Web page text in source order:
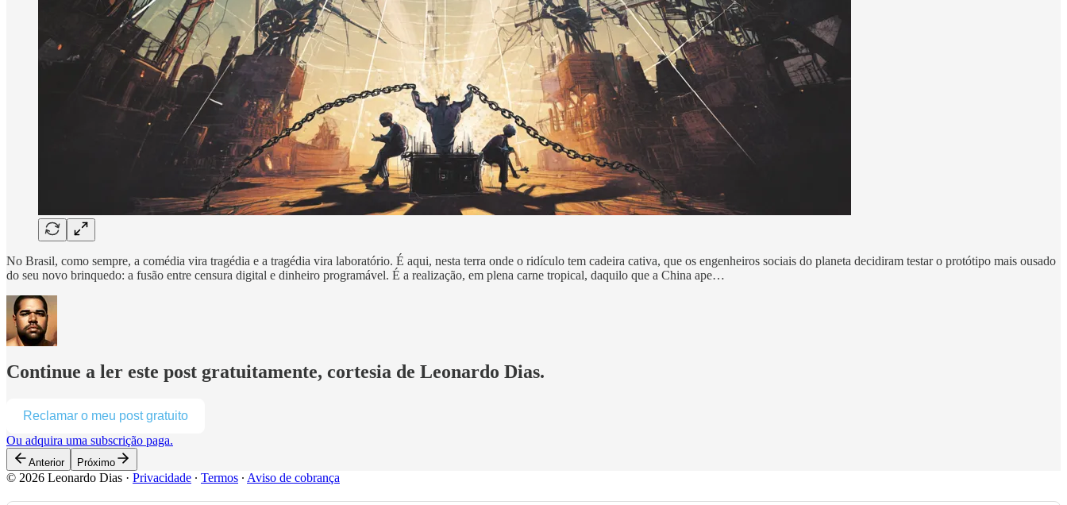
No Brasil, como sempre, a comédia vira tragédia e a tragédia vira laboratório. É aqui, nesta terra onde o ridículo tem cadeira cativa, que os engenheiros sociais do planeta decidiram testar o protótipo mais ousado
do seu novo brinquedo: a fusão entre censura digital e dinheiro programável. É a realização, em plena carne tropical, daquilo que a China ape…
Continue a ler este post gratuitamente, cortesia de Leonardo Dias.
Reclamar o meu post gratuito
Ou adquira uma subscrição paga.
Anterior Próximo
© 2026 Leonardo Dias · Privacidade ∙ Termos ∙ Aviso de cobrança